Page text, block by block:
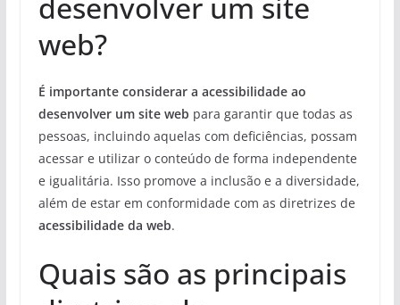
web?
É importante considerar a acessibilidade ao
desenvolver um site web para garantir que todas as
pessoas, incluindo aquelas com deficiências, possam
acessar e utilizar o conteúdo de forma independente
e igualitária. Isso promove a inclusão e a diversidade,
além de estar em conformidade com as diretrizes de
acessibilidade da web.
Quais são as principais